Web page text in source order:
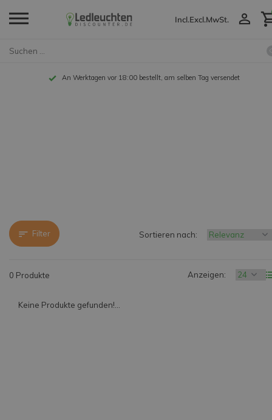
Incl.Excl.MwSt.
An Werktagen vor 18:00 bestellt, am selben Tag versendet
Filter
0 Produkte Anzeigen:
Sortieren nach:
Keine Produkte gefunden!...